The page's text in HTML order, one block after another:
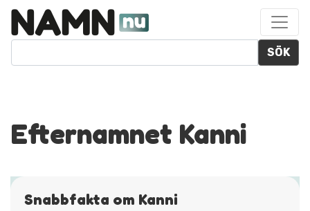
SÖK
Efternamnet Kanni
Snabbfakta om Kanni